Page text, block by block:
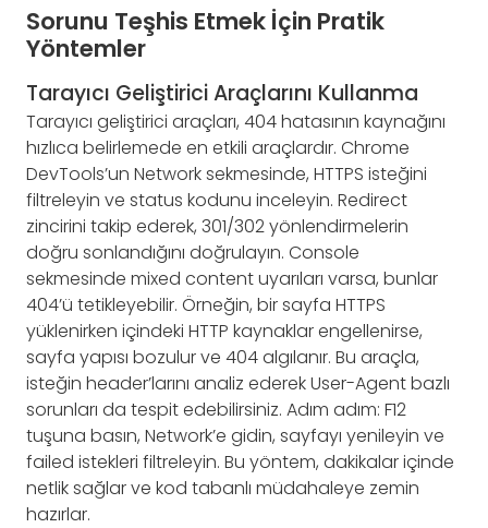
Sorunu Teşhis Etmek İçin Pratik
Yöntemler
Tarayıcı Geliştirici Araçlarını Kullanma
Tarayıcı geliştirici araçları, 404 hatasının kaynağını
hızlıca belirlemede en etkili araçlardır. Chrome
DevTools’un Network sekmesinde, HTTPS isteğini
filtreleyin ve status kodunu inceleyin. Redirect
zincirini takip ederek, 301/302 yönlendirmelerin
doğru sonlandığını doğrulayın. Console
sekmesinde mixed content uyarıları varsa, bunlar
404’ü tetikleyebilir. Örneğin, bir sayfa HTTPS
yüklenirken içindeki HTTP kaynaklar engellenirse,
sayfa yapısı bozulur ve 404 algılanır. Bu araçla,
isteğin header’larını analiz ederek User-Agent bazlı
sorunları da tespit edebilirsiniz. Adım adım: F12
tuşuna basın, Network’e gidin, sayfayı yenileyin ve
failed istekleri filtreleyin. Bu yöntem, dakikalar içinde
netlik sağlar ve kod tabanlı müdahaleye zemin
hazırlar.